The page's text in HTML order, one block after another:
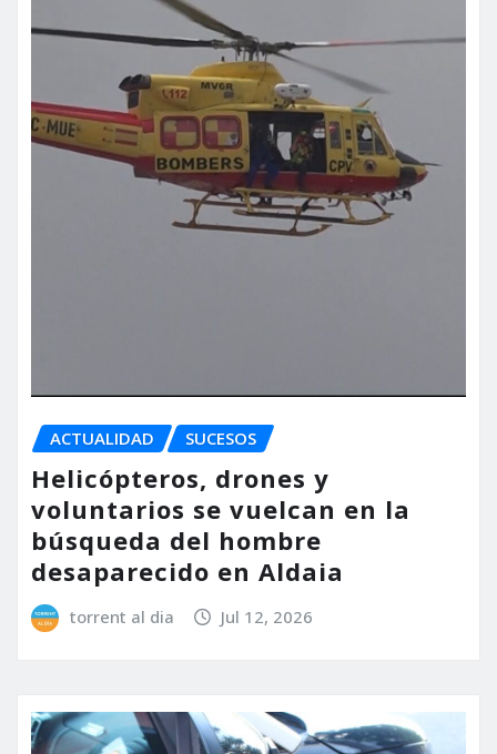
ACTUALIDAD SUCESOS
Helicópteros, drones y
voluntarios se vuelcan en la
búsqueda del hombre
desaparecido en Aldaia
torrent al dia Jul 12, 2026